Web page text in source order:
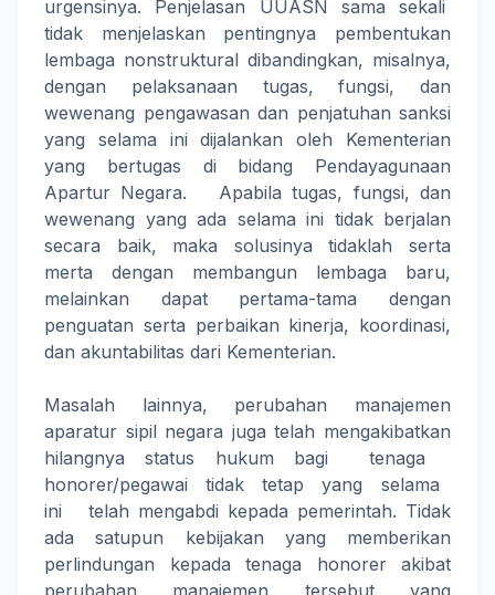
urgensinya. Penjelasan UUASN sama sekali
tidak menjelaskan pentingnya pembentukan
lembaga nonstruktural dibandingkan, misalnya,
dengan pelaksanaan tugas, fungsi, dan
wewenang pengawasan dan penjatuhan sanksi
yang selama ini dijalankan oleh Kementerian
yang bertugas di bidang Pendayagunaan
Apartur Negara. Apabila tugas, fungsi, dan
wewenang yang ada selama ini tidak berjalan
secara baik, maka solusinya tidaklah serta
merta dengan membangun lembaga baru,
melainkan dapat pertama-tama dengan
penguatan serta perbaikan kinerja, koordinasi,
dan akuntabilitas dari Kementerian.
Masalah lainnya, perubahan manajemen
aparatur sipil negara juga telah mengakibatkan
hilangnya status hukum bagi tenaga
honorer/pegawai tidak tetap yang selama
ini telah mengabdi kepada pemerintah. Tidak
ada satupun kebijakan yang memberikan
perlindungan kepada tenaga honorer akibat
perubahan manajemen tersebut yang